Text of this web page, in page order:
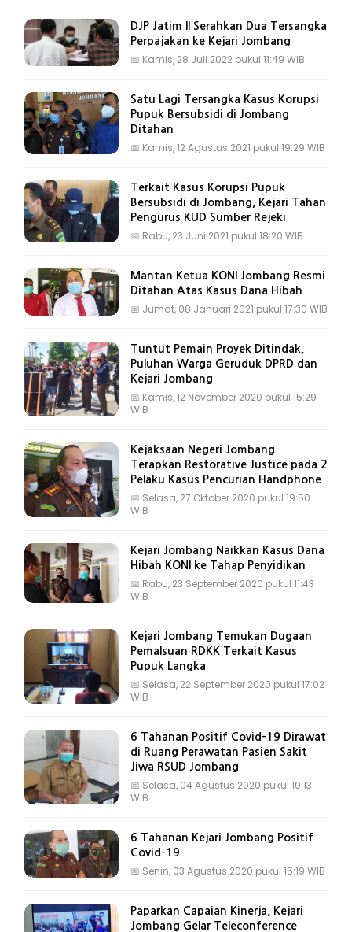
DJP Jatim II Serahkan Dua Tersangka
Perpajakan ke Kejari Jombang
📅 Kamis, 28 Juli 2022 pukul 11:49 WIB
Satu Lagi Tersangka Kasus Korupsi
Pupuk Bersubsidi di Jombang
Ditahan
📅 Kamis, 12 Agustus 2021 pukul 19:29 WIB
Terkait Kasus Korupsi Pupuk
Bersubsidi di Jombang, Kejari Tahan
Pengurus KUD Sumber Rejeki
📅 Rabu, 23 Juni 2021 pukul 18:20 WIB
Mantan Ketua KONI Jombang Resmi
Ditahan Atas Kasus Dana Hibah
📅 Jumat, 08 Januari 2021 pukul 17:30 WIB
Tuntut Pemain Proyek Ditindak,
Puluhan Warga Geruduk DPRD dan
Kejari Jombang
📅 Kamis, 12 November 2020 pukul 15:29
WIB
Kejaksaan Negeri Jombang
Terapkan Restorative Justice pada 2
Pelaku Kasus Pencurian Handphone
📅 Selasa, 27 Oktober 2020 pukul 19:50
WIB
Kejari Jombang Naikkan Kasus Dana
Hibah KONI ke Tahap Penyidikan
📅 Rabu, 23 September 2020 pukul 11:43
WIB
Kejari Jombang Temukan Dugaan
Pemalsuan RDKK Terkait Kasus
Pupuk Langka
📅 Selasa, 22 September 2020 pukul 17:02
WIB
6 Tahanan Positif Covid-19 Dirawat
di Ruang Perawatan Pasien Sakit
Jiwa RSUD Jombang
📅 Selasa, 04 Agustus 2020 pukul 10:13
WIB
6 Tahanan Kejari Jombang Positif
Covid-19
📅 Senin, 03 Agustus 2020 pukul 15:19 WIB
Paparkan Capaian Kinerja, Kejari
Jombang Gelar Teleconference